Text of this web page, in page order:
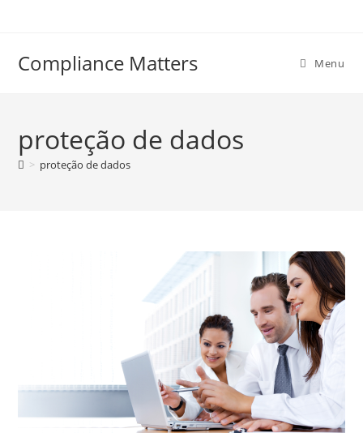
Compliance Matters Menu
proteção de dados
> proteção de dados